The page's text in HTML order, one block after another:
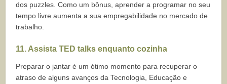
dos puzzles. Como um bônus, aprender a programar no seu
tempo livre aumenta a sua empregabilidade no mercado de
trabalho.
11. Assista TED talks enquanto cozinha
Preparar o jantar é um ótimo momento para recuperar o
atraso de alguns avanços da Tecnologia, Educação e